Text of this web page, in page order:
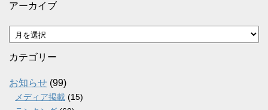
アーカイブ
ア
ー
カ
ブ
カテゴリー
お知らせ (99)
メディア掲載 (15)